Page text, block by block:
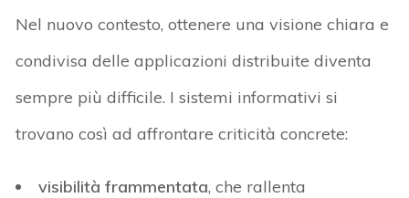
Nel nuovo contesto, ottenere una visione chiara e
condivisa delle applicazioni distribuite diventa
sempre più difficile. I sistemi informativi si
trovano così ad affrontare criticità concrete:
visibilità frammentata, che rallenta